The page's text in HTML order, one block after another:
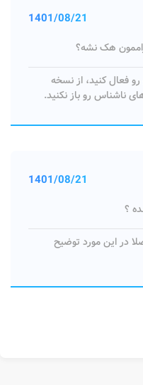
1401/08/21
هک نشه؟
فعال کنید، از نسخه
ناشناس رو باز نکنید.
1401/08/21
؟
در این مورد توضیح